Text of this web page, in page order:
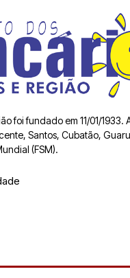
foi fundado em 11/01/
Santos, Cubatão,
(FSM).